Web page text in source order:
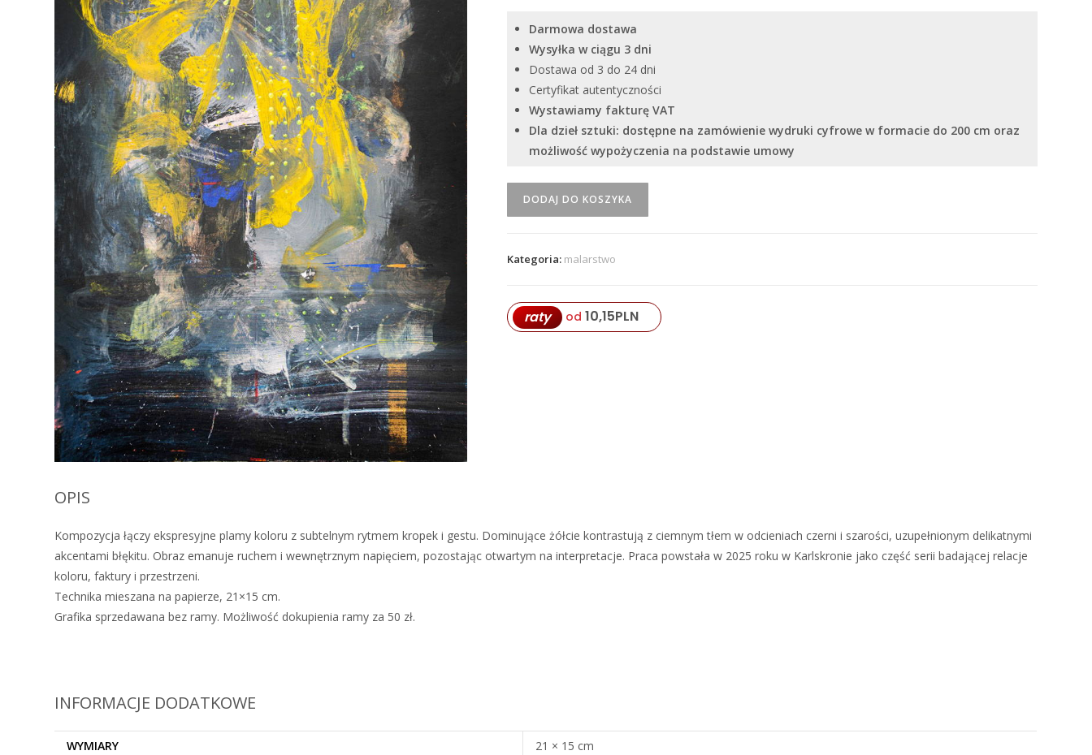
Darmowa dostawa
Wysyłka w ciągu 3 dni
Dostawa od 3 do 24 dni
Certyfikat autentyczności
Wystawiamy fakturę VAT
Dla dzieł sztuki: dostępne na zamówienie wydruki cyfrowe w formacie do 200 cm oraz
możliwość wypożyczenia na podstawie umowy
ilość
“Bez
13”
DODAJ DO KOSZYKA
Kategoria: malarstwo
raty od 10,15PLN
OPIS
Kompozycja łączy ekspresyjne plamy koloru z subtelnym rytmem kropek i gestu. Dominujące żółcie kontrastują z ciemnym tłem w odcieniach czerni i szarości, uzupełnionym delikatnymi
akcentami błękitu. Obraz emanuje ruchem i wewnętrznym napięciem, pozostając otwartym na interpretacje. Praca powstała w 2025 roku w Karlskronie jako część serii badającej relacje
koloru, faktury i przestrzeni.
Technika mieszana na papierze, 21×15 cm.
Grafika sprzedawana bez ramy. Możliwość dokupienia ramy za 50 zł.
INFORMACJE DODATKOWE
WYMIARY 21 × 15 cm